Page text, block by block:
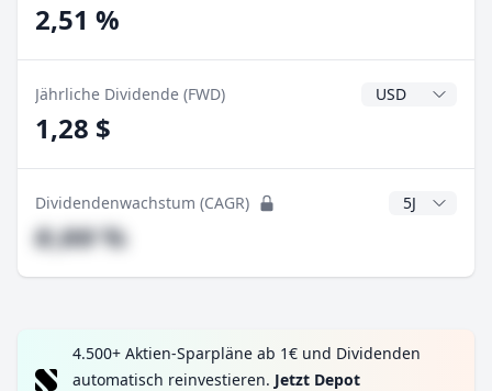
2,51 %
Jährliche Dividende (FWD)
1,28 $
Dividendenwachstum (CAGR) CAGR Jahre
#,## %
4.500+ Aktien-Sparpläne ab 1€ und Dividenden
automatisch reinvestieren. Jetzt Depot